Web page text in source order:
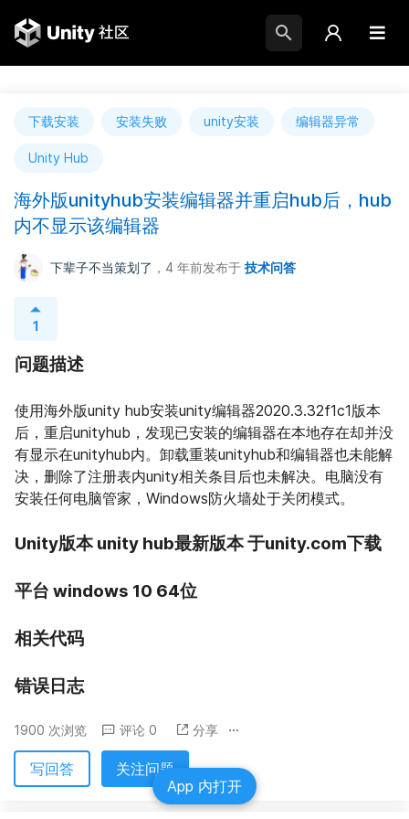
下载安装 安装失败 unity安装 编辑器异常
Unity Hub
海外版unityhub安装编辑器并重启hub后，hub
内不显示该编辑器
下辈子不当策划了 ，4 年前发布于 技术问答
1
问题描述
使用海外版unity hub安装unity编辑器2020.3.32f1c1版本
后，重启unityhub，发现已安装的编辑器在本地存在却并没
有显示在unityhub内。卸载重装unityhub和编辑器也未能解
决，删除了注册表内unity相关条目后也未解决。电脑没有
安装任何电脑管家，Windows防火墙处于关闭模式。
Unity版本 unity hub最新版本 于unity.com下载
平台 windows 10 64位
相关代码
错误日志
1900 次浏览 评论 0 分享
写回答
关注问题
App 内打开